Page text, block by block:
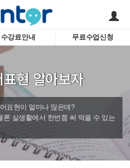
서비스안내
강사소개
회사소개
어린이
영자신
수업
수강료안내 무료수업신청
현 알아보자
표현이 얼마나 많은데?
론 실생활에서 한번쯤 써 먹을 수 있는